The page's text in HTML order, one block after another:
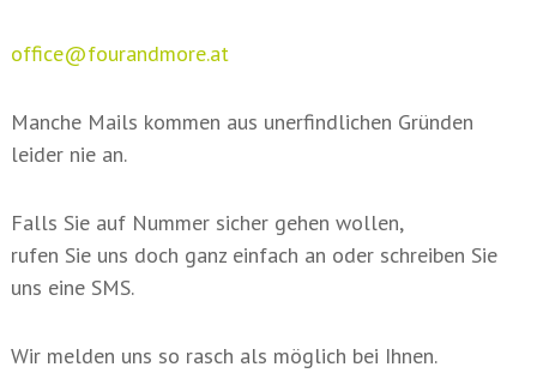
office@fourandmore.at
Manche Mails kommen aus unerfindlichen Gründen
leider nie an.
Falls Sie auf Nummer sicher gehen wollen,
rufen Sie uns doch ganz einfach an oder schreiben Sie
uns eine SMS.
Wir melden uns so rasch als möglich bei Ihnen.